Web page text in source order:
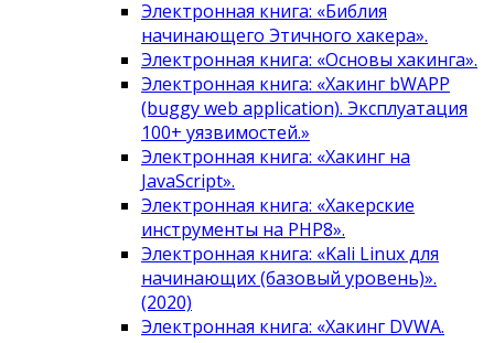
Электронная книга: «Библия
начинающего Этичного хакера».
Электронная книга: «Основы хакинга».
Электронная книга: «Хакинг bWAPP
(buggy web application). Эксплуатация
100+ уязвимостей.»
Электронная книга: «Хакинг на
JavaScript».
Электронная книга: «Хакерские
инструменты на PHP8».
Электронная книга: «Kali Linux для
начинающих (базовый уровень)».
(2020)
Электронная книга: «Хакинг DVWA.